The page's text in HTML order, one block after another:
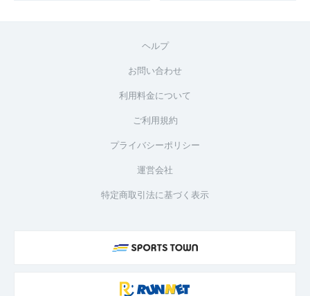
ヘルプ
お問い合わせ
利用料金について
ご利用規約
プライバシーポリシー
運営会社
特定商取引法に基づく表示